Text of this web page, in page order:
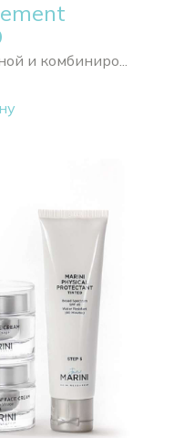
и комбиниро...